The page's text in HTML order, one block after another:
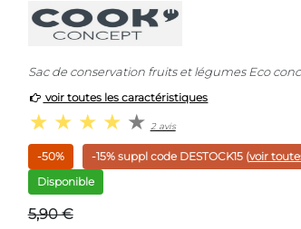
Sac de conservation fruits et légumes Eco
voir toutes les caractéristiques
2 avis
-50% -15% suppl code DESTOCK15(voir
Disponible
5,90 €